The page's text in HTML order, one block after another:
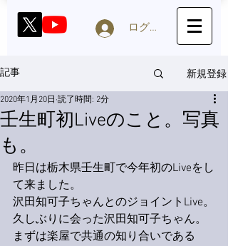
ログイン
記事 新規登録
壬生町初Liveのこと。写真
も。
2020年1月20日 読了時間: 2分
昨日は栃木県壬生町で今年初のLiveをし
て来ました。
沢田知可子ちゃんとのジョイントLive。
久しぶりに会った沢田知可子ちゃん。
まずは楽屋で共通の知り合いである